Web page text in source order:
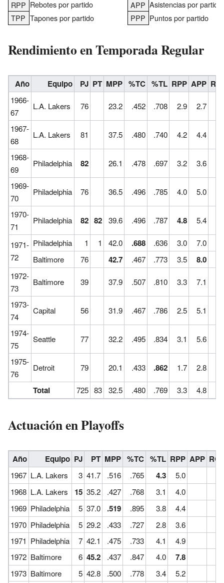
RPP Rebotes por partido APP Asistencias por partido
TPP Tapones por partido PPP Puntos por partido
Rendimiento en Temporada Regular
Año Equipo PJ PT MPP %TC %TL RPP APP
1966-
67
L.A. Lakers 76 23.2 .452 .708 2.9 2.7
1967-
68
L.A. Lakers 81 37.5 .480 .740 4.2 4.4
1968-
69
Philadelphia 82 26.1 .478 .697 3.2 3.6
1969-
70
Philadelphia 76 36.5 .496 .785 4.0 5.0
1970-
71
Philadelphia 82 82 39.6 .496 .787 4.8 5.4
1971-
72
Philadelphia 1 1 42.0 .688 .636 3.0
7.0
Baltimore
76 42.7 .467 .773 3.5 8.0
1972-
73
Baltimore 39 37.9 .507 .810 3.3 7.1
1973-
74
Capital 56 31.9 .467 .786 2.5 5.1
1974-
75
Seattle 77 32.2 .495 .834 3.1 5.6
1975-
76
Detroit 79 20.1 .433 .862 1.7 2.8
Total 725 83 32.5 .480 .769 3.3 4.8
Actuación en Playoffs
Año Equipo PJ PT MPP %TC %TL RPP APP
1967 L.A. Lakers 3 41.7 .516 .765 4.3
5.0
1968 L.A. Lakers 15 35.2 .427 .768 3.1
4.0
1969 Philadelphia 5 37.0 .519 .895 3.8
4.4
1970 Philadelphia 5 29.2 .433 .727 2.8
3.6
1971 Philadelphia 7 42.1 .475 .733 4.1
4.9
1972 Baltimore 6 45.2 .437 .847 4.0 7.8
1973 Baltimore 5 42.8 .500 .778 3.4
5.2